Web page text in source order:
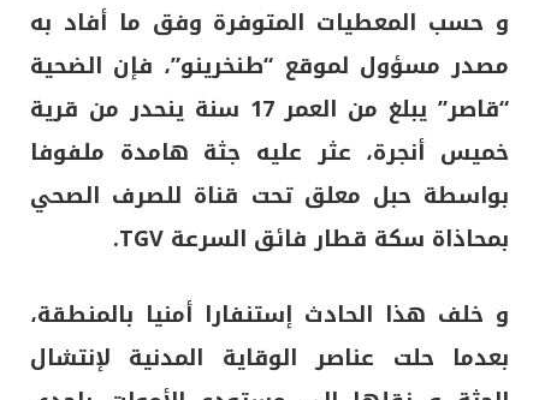
و حسب المعطيات المتوفرة وفق ما أفاد به
مصدر مسؤول لموقع “طنخرينو”، فإن الضحية
“قاصر” يبلغ من العمر 17 سنة ينحدر من قرية
خميس أنجرة، عثر عليه جثة هامدة ملفوفا
بواسطة حبل معلق تحت قناة للصرف الصحي
بمحاذاة سكة قطار فائق السرعة TGV.
و خلف هذا الحادث إستنفارا أمنيا بالمنطقة،
بعدما حلت عناصر الوقاية المدنية لإنتشال